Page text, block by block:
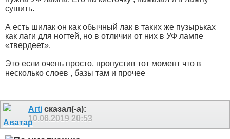
сушить.
А есть шилак он как обычный лак в таких же пузырьках
как лаги для ногтей, но в отличии от них в УФ лампе
«твердеет».
Это если очень просто, пропустив тот момент что в
несколько слоев , базы там и прочее
Arti сказал(-а):
10.06.2019 20:53